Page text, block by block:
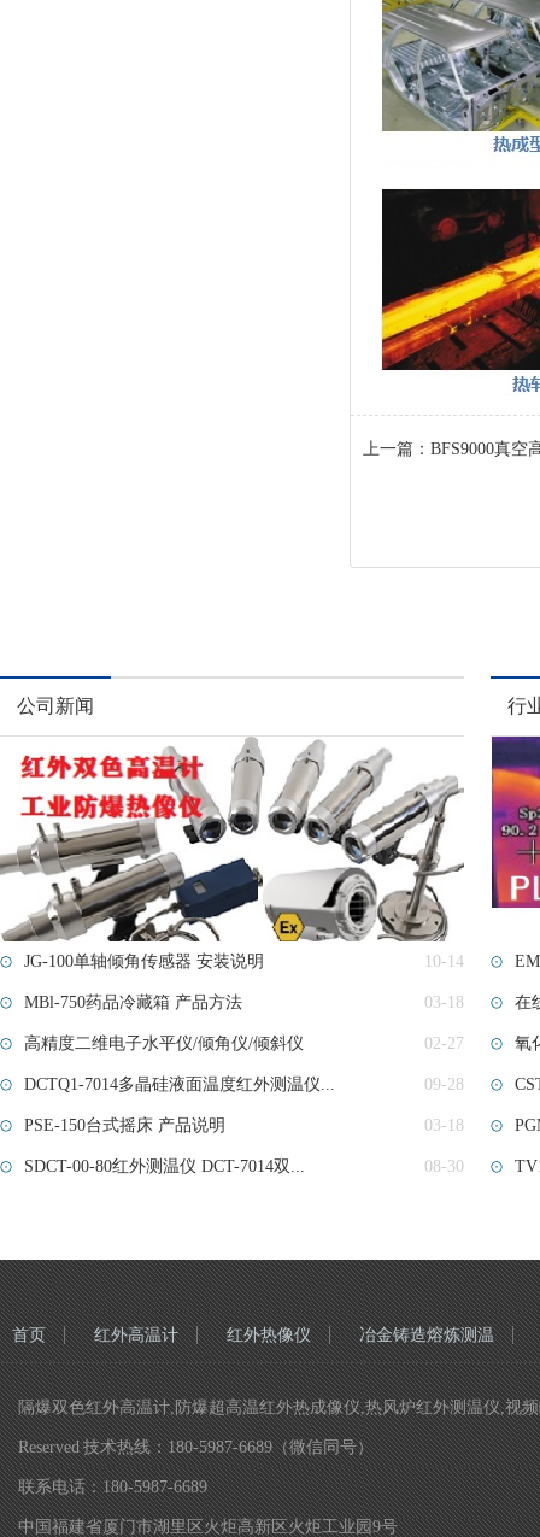
上一篇： BFS9000真空
公司新闻
JG-100单轴倾角传感器 安装说明 10-14
MBl-750药品冷藏箱 产品方法 03-18
高精度二维电子水平仪/倾角仪/倾斜仪 02-27
DCTQ1-7014多晶硅液面温度红外测温仪... 09-28
PSE-150台式摇床 产品说明 03-18
SDCT-00-80红外测温仪 DCT-7014双... 08-30
行
在
氧
首页 红外高温计 红外热像仪 冶金铸造熔炼测温
隔爆双色红外高温计,防爆超高温红外热成像仪,热风炉红外测温仪,视
Reserved 技术热线：180-5987-6689（微信同号）
联系电话：180-5987-6689
中国福建省厦门市湖里区火炬高新区火炬工业园9号